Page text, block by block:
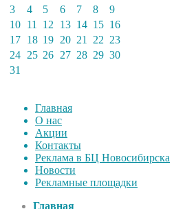
3
4 5 6 7 8
9
10 11 12 13 14 15 16
17 18 19 20 21 22 23
24 25 26 27 28 29 30
31
Главная
О нас
Акции
Контакты
Реклама в БЦ Новосибирска
Новости
Рекламные площадки
Главная